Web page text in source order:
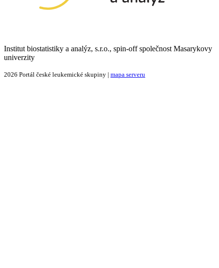
Institut biostatistiky a analýz, s.r.o., spin-off společnost Masarykovy
univerzity
2026 Portál české leukemické skupiny | mapa serveru